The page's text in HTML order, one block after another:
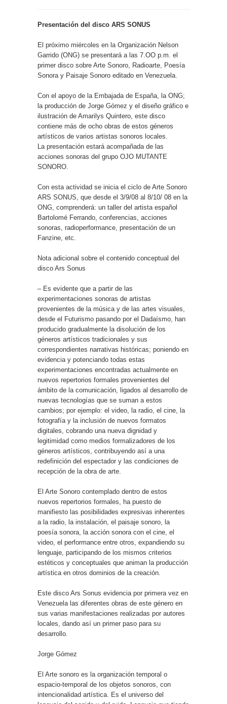
Presentación del disco ARS SONUS
El próximo miércoles en la Organización Nelson
Garrido (ONG) se presentará a las 7.OO p.m. el
primer disco sobre Arte Sonoro, Radioarte, Poesía
Sonora y Paisaje Sonoro editado en Venezuela.
Con el apoyo de la Embajada de España, la ONG;
la producción de Jorge Gómez y el diseño gráfico e
ilustración de Amarilys Quintero, este disco
contiene más de ocho obras de estos géneros
artísticos de varios artistas sonoros locales.
La presentación estará acompañada de las
acciones sonoras del grupo OJO MUTANTE
SONORO.
Con esta actividad se inicia el ciclo de Arte Sonoro
ARS SONUS, que desde el 3/9/08 al 8/10/ 08 en la
ONG, comprenderá: un taller del artista español
Bartolomé Ferrando, conferencias, acciones
sonoras, radioperformance, presentación de un
Fanzine, etc.
Nota adicional sobre el contenido conceptual del
disco Ars Sonus
– Es evidente que a partir de las
experimentaciones sonoras de artistas
provenientes de la música y de las artes visuales,
desde el Futurismo pasando por el Dadaísmo, han
producido gradualmente la disolución de los
géneros artísticos tradicionales y sus
correspondientes narrativas históricas; poniendo en
evidencia y potenciando todas estas
experimentaciones encontradas actualmente en
nuevos repertorios formales provenientes del
ámbito de la comunicación, ligados al desarrollo de
nuevas tecnologías que se suman a estos
cambios; por ejemplo: el video, la radio, el cine, la
fotografía y la inclusión de nuevos formatos
digitales, cobrando una nueva dignidad y
legitimidad como medios formalizadores de los
géneros artísticos, contribuyendo así a una
redefinición del espectador y las condiciones de
recepción de la obra de arte.
El Arte Sonoro contemplado dentro de estos
nuevos repertorios formales, ha puesto de
manifiesto las posibilidades expresivas inherentes
a la radio, la instalación, el paisaje sonoro, la
poesía sonora, la acción sonora con el cine, el
video, el performance entre otros, expandiendo su
lenguaje, participando de los mismos criterios
estéticos y conceptuales que animan la producción
artística en otros dominios de la creación.
Este disco Ars Sonus evidencia por primera vez en
Venezuela las diferentes obras de este género en
sus varias manifestaciones realizadas por autores
locales, dando así un primer paso para su
desarrollo.
Jorge Gómez
El Arte sonoro es la organización temporal o
espacio-temporal de los objetos sonoros, con
intencionalidad artística. Es el universo del